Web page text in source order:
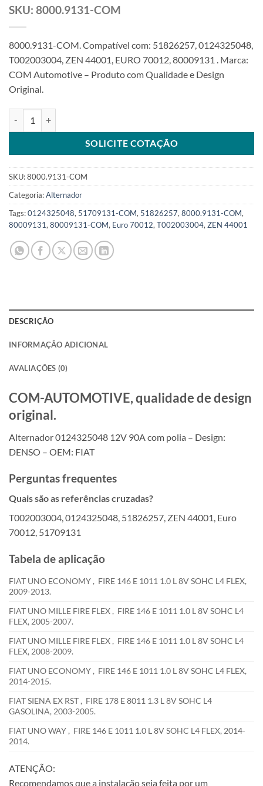
SKU: 8000.9131-COM
8000.9131-COM. Compatível com: 51826257, 0124325048,
T002003004, ZEN 44001, EURO 70012, 80009131 . Marca:
COM Automotive – Produto com Qualidade e Design
Original.
SOLICITE COTAÇÃO
SKU:8000.9131-COM
Categoria:Alternador
Tags:0124325048, 51709131-COM, 51826257, 8000.9131-COM,
80009131, 80009131-COM, Euro 70012, T002003004, ZEN 44001
DESCRIÇÃO
INFORMAÇÃO ADICIONAL
AVALIAÇÕES (0)
COM-AUTOMOTIVE, qualidade de design
original.
Alternador 0124325048 12V 90A com polia – Design:
DENSO – OEM: FIAT
Perguntas frequentes
Quais são as referências cruzadas?
T002003004, 0124325048, 51826257, ZEN 44001, Euro
70012, 51709131
Tabela de aplicação
FIAT UNO ECONOMY , FIRE 146 E 1011 1.0 L 8V SOHC L4 FLEX,
2009-2013.
FIAT UNO MILLE FIRE FLEX , FIRE 146 E 1011 1.0 L 8V SOHC L4
FLEX, 2005-2007.
FIAT UNO MILLE FIRE FLEX , FIRE 146 E 1011 1.0 L 8V SOHC L4
FLEX, 2008-2009.
FIAT UNO ECONOMY , FIRE 146 E 1011 1.0 L 8V SOHC L4 FLEX,
2014-2015.
FIAT SIENA EX RST , FIRE 178 E 8011 1.3 L 8V SOHC L4
GASOLINA, 2003-2005.
FIAT UNO WAY , FIRE 146 E 1011 1.0 L 8V SOHC L4 FLEX, 2014-
2014.
ATENÇÃO:
Recomendamos que a instalação seja feita por um